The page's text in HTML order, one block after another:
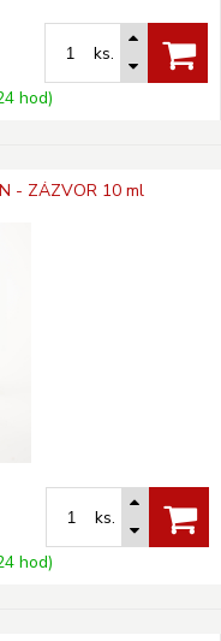
ks.
hod)
- ZÁZVOR 10 ml
ks.
hod)